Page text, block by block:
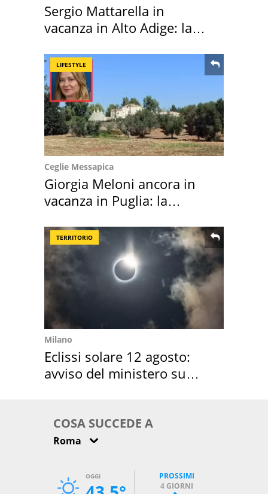
Sergio Mattarella in
vacanza in Alto Adige: la
LIFESTYLE
Ceglie Messapica
Giorgia Meloni ancora in
vacanza in Puglia: la
TERRITORIO
Milano
Eclissi solare 12 agosto:
avviso del ministero su